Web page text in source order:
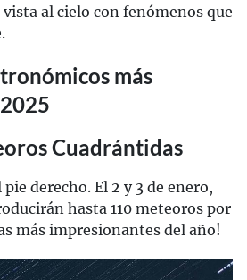
al cielo con fenómenos que
más
Cuadrántidas
derecho. El 2 y 3 de enero,
hasta 110 meteoros por
más impresionantes del año!